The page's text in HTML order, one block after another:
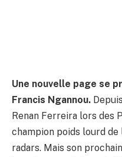
Une nouvelle page se
Francis Ngannou.
Renan Ferreira lors des
champion poids lourd de
radars. Mais son